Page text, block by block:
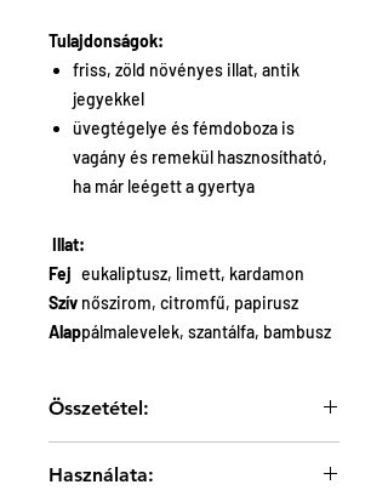
Tulajdonságok:
friss, zöld növényes illat, antik
jegyekkel
üvegtégelye és fémdoboza is
vagány és remekül hasznosítható,
ha már leégett a gyertya
Illat:
Fej eukaliptusz, limett, kardamon
Szív nőszirom, citromfű, papirusz
Alappálmalevelek, szantálfa, bambusz
Összetétel:
70 gramm
Használata: